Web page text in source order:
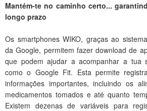
Mantém-te no caminho certo...
longo prazo
Os smartphones WIKO, graças ao
da Google, permitem fazer download de
que podem ajudar a acompanhar a tua
como o Google Fit. Esta permite
informações importantes, incluindo os
medicamentos tomados e até quanto
Existem dezenas de variáveis para